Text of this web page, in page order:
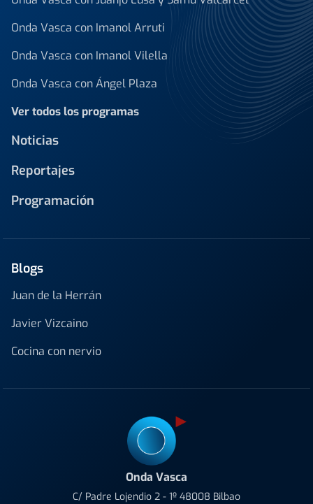
Onda Vasca con Imanol Arruti
Onda Vasca con Imanol Vilella
Onda Vasca con Ángel Plaza
Ver todos los programas
Noticias
Reportajes
Programación
Blogs
Juan de la Herrán
Javier Vizcaino
Cocina con nervio
Onda Vasca
C/ Padre Lojendio 2 - 1º 48008 Bilbao